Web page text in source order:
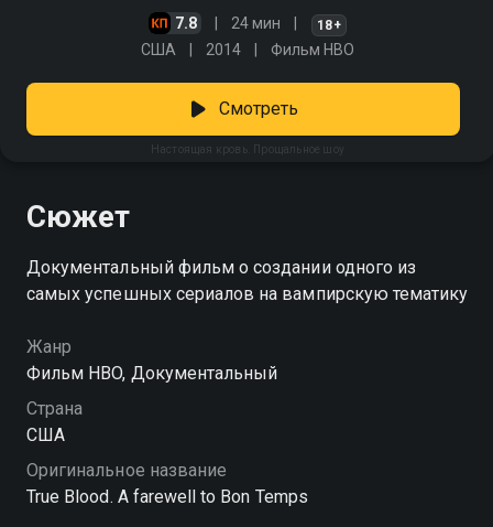
7.8 24 мин 18+
США 2014 Фильм HBO
Настоящая кровь. Прощальное шоу
Смотреть
Сюжет
Документальный фильм о создании одного из
самых успешных сериалов на вампирскую тематику
Жанр
Фильм HBO, Документальный
Страна
США
Оригинальное название
True Blood. A farewell to Bon Temps